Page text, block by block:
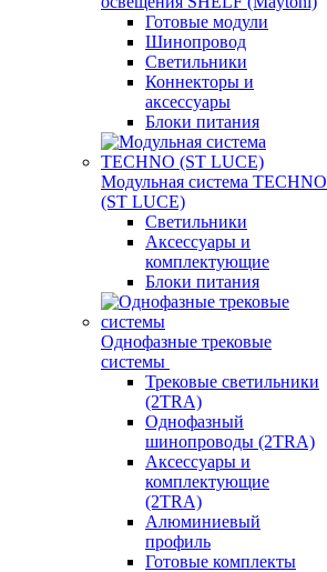
Готовые модули
Шинопровод
Светильники
Коннекторы и
аксессуары
Блоки питания
Модульная система TECHNO
(ST LUCE)
Светильники
Аксессуары и
комплектующие
Блоки питания
Однофазные трековые
системы
Трековые светильники
(2TRA)
Однофазный
шинопроводы (2TRA)
Аксессуары и
комплектующие
(2TRA)
Алюминиевый
профиль
Готовые комплекты